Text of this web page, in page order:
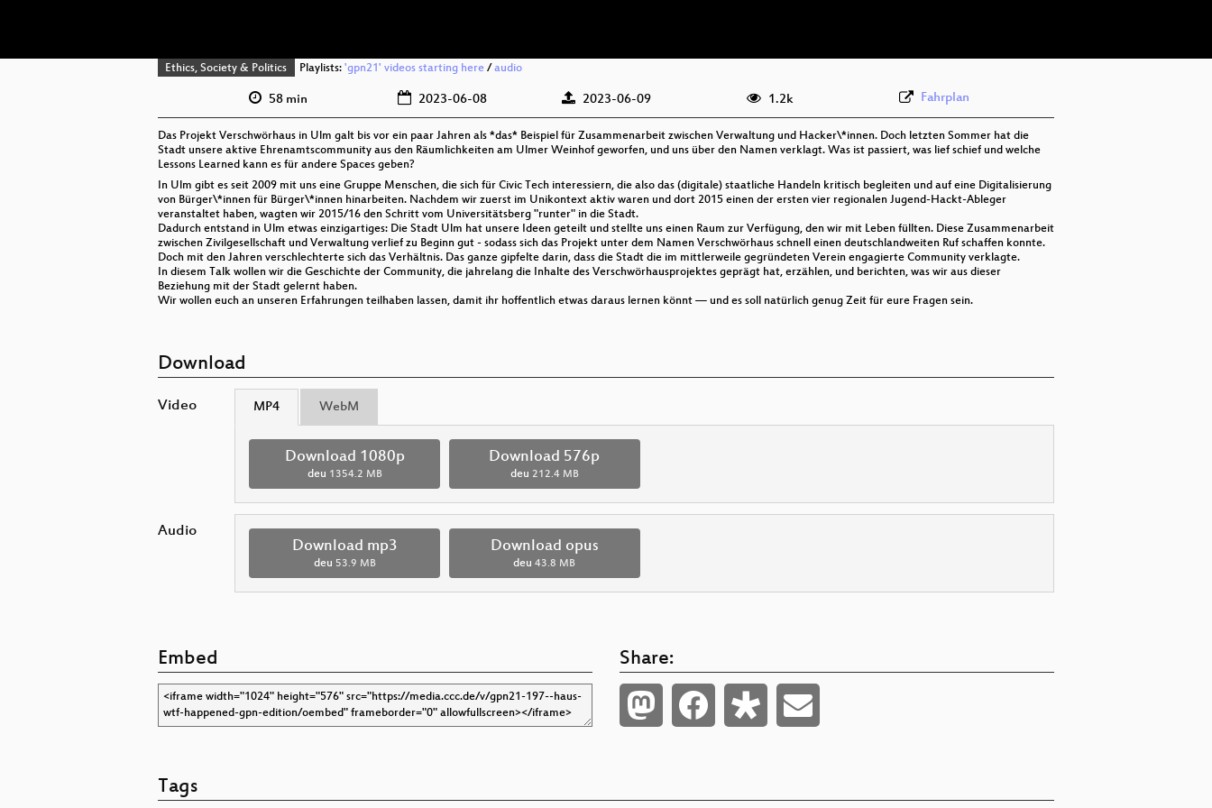
Ethics, Society & Politics Playlists: 'gpn21' videos starting here/ audio
58 min 2023-06-08 2023-06-09 1.2k Fahrplan
Das Projekt Verschwörhaus in Ulm galt bis vor ein paar Jahren als *das* Beispiel für Zusammenarbeit zwischen Verwaltung und Hacker\*innen. Doch letzten Sommer hat die
Stadt unsere aktive Ehrenamtscommunity aus den Räumlichkeiten am Ulmer Weinhof geworfen, und uns über den Namen verklagt. Was ist passiert, was lief schief und welche
Lessons Learned kann es für andere Spaces geben?
In Ulm gibt es seit 2009 mit uns eine Gruppe Menschen, die sich für Civic Tech interessiern, die also das (digitale) staatliche Handeln kritisch begleiten und auf eine Digitalisierung
von Bürger\*innen für Bürger\*innen hinarbeiten. Nachdem wir zuerst im Unikontext aktiv waren und dort 2015 einen der ersten vier regionalen Jugend-Hackt-Ableger
veranstaltet haben, wagten wir 2015/16 den Schritt vom Universitätsberg "runter" in die Stadt.
Dadurch entstand in Ulm etwas einzigartiges: Die Stadt Ulm hat unsere Ideen geteilt und stellte uns einen Raum zur Verfügung, den wir mit Leben füllten. Diese Zusammenarbeit
zwischen Zivilgesellschaft und Verwaltung verlief zu Beginn gut - sodass sich das Projekt unter dem Namen Verschwörhaus schnell einen deutschlandweiten Ruf schaffen konnte.
Doch mit den Jahren verschlechterte sich das Verhältnis. Das ganze gipfelte darin, dass die Stadt die im mittlerweile gegründeten Verein engagierte Community verklagte.
In diesem Talk wollen wir die Geschichte der Community, die jahrelang die Inhalte des Verschwörhausprojektes geprägt hat, erzählen, und berichten, was wir aus dieser
Beziehung mit der Stadt gelernt haben.
Wir wollen euch an unseren Erfahrungen teilhaben lassen, damit ihr hoffentlich etwas daraus lernen könnt — und es soll natürlich genug Zeit für eure Fragen sein.
Download
Video MP4 WebM
Download 1080p
deu 1354.2 MB
Download 576p
deu 212.4 MB
Audio
Download mp3
deu 53.9 MB
Download opus
deu 43.8 MB
Embed Share:
Tags